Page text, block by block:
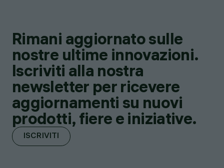
Rimani aggiornato sulle
nostre ultime innovazioni.
Iscriviti alla nostra
newsletter per ricevere
aggiornamenti su nuovi
prodotti, fiere e iniziative.
ISCRIVITI